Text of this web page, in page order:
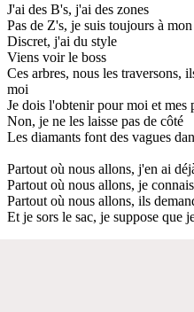
J'ai des B's, j'ai des zones
Pas de Z's, je suis toujours à
Discret, j'ai du style
Viens voir le boss
Ces arbres, nous les traversons,
moi
Je dois l'obtenir pour moi et mes
Non, je ne les laisse pas de côté
Les diamants font des vagues
Partout où nous allons, j'en ai
Partout où nous allons, je
Partout où nous allons, ils
Et je sors le sac, je suppose que